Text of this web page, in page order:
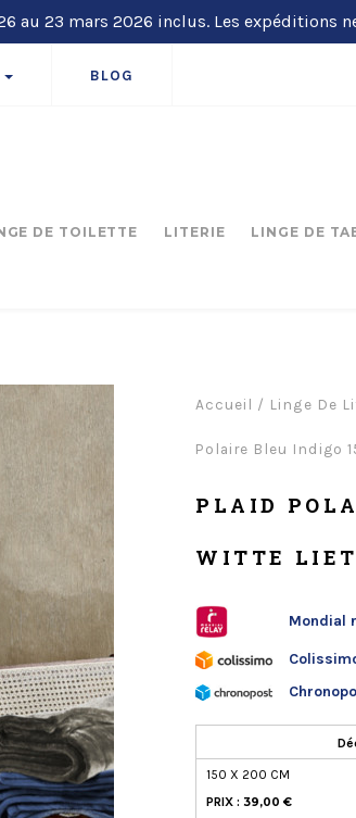
au 23 mars 2026 inclus. Les expéditions
BLOG
DE TOILETTE LITERIE LINGE DE
Accueil / Linge De
Polaire Bleu Indigo
PLAID
WITTE
Mondial
150 X 200 CM
PRIX : 39,00 €